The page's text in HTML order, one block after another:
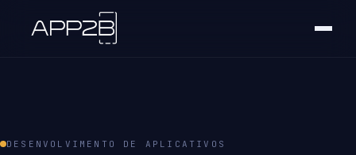
DESENVOLVIMENTO DE APLICATIVOS